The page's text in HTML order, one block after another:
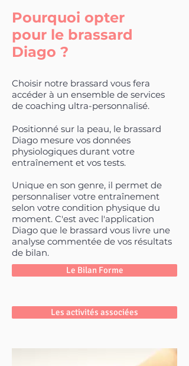
Pourquoi opter
pour le brassard
Diago ?
Choisir notre brassard vous fera
accéder à un ensemble de services
de coaching ultra-personnalisé.
Positionné sur la peau, le brassard
Diago mesure vos données
physiologiques durant votre
entraînement et vos tests.
Unique en son genre, il permet de
personnaliser votre entraînement
selon votre condition physique du
moment. C'est avec l'application
Diago que le brassard vous livre une
analyse commentée de vos résultats
de bilan.
Le Bilan Forme
Les activités associées